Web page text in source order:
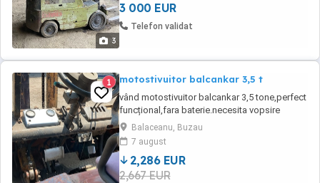
3
3 000 EUR
Telefon validat
1 motostivuitor balcankar 3,5 t
vând motostivuitor balcankar 3,5 tone,perfect
funcțional,fara baterie.necesita vopsire
Balaceanu, Buzau
7 august
2,286 EUR
2,667 EUR